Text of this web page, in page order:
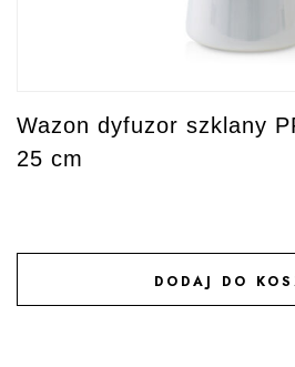
Wazon dyfuzor szklany
25 cm
DODAJ DO
DODAJ DO